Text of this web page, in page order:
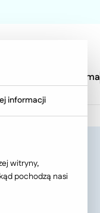
Firma
informacji
witryny,
pochodzą nasi